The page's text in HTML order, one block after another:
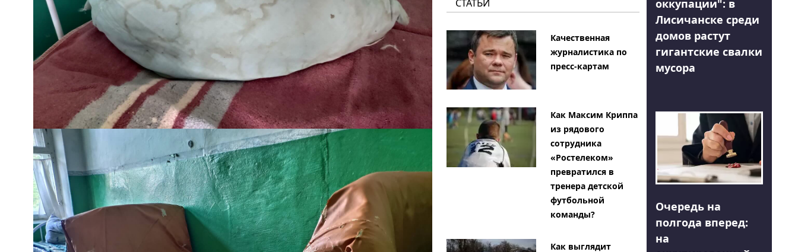
СТАТЬИ
Качественная
журналистика по
пресс-картам
Как Максим Криппа
из рядового
сотрудника
«Ростелеком»
превратился в
тренера детской
футбольной
команды?
Как выглядит
оккупации": в
Лисичанске среди
домов растут
гигантские свалки
мусора
Очередь на
полгода вперед:
на